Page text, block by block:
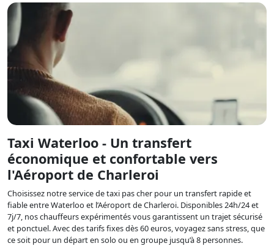
Taxi Waterloo - Un transfert
économique et confortable vers
l'Aéroport de Charleroi
Choisissez notre service de taxi pas cher pour un transfert rapide et
fiable entre Waterloo et l’Aéroport de Charleroi. Disponibles 24h/24 et
7j/7, nos chauffeurs expérimentés vous garantissent un trajet sécurisé
et ponctuel. Avec des tarifs fixes dès 60 euros, voyagez sans stress, que
ce soit pour un départ en solo ou en groupe jusqu’à 8 personnes.